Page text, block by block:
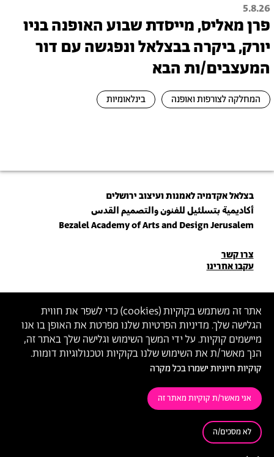
אתר זה משתמש בקוקיות (cookies) כדי לשפר את חווית
הגלישה שלך. מדיניות הפרטיות שלנו מפרטת את האופן בו אנו
מיישמים קוקיות. על ידי המשך השימוש וגלישה שלך באתר זה,
הנך מאשר/ת את השימוש שלנו בקוקיות וטכנולוגיות דומות.
קוקיות חיוניות ישמרו בכל מקרה
אני מאשר/ת קוקיות מאתר זה
לא מסכים/ה
5.8.26
פרן מאליס, מייסדת שבוע האופנה בניו
יורק, ביקרה בבצלאל ונפגשה עם דור
המעצבים/ות הבא
המחלקה לצורפות ואופנה בינלאומיות
בצלאל אקדמיה לאמנות ועיצוב ירושלים
أكاديمية بتسلئيل للفنون والتصميم القدس
Bezalel Academy of Arts and Design Jerusalem
פרטי
יצירת
קשר
צרו קשר
עקבו אחרינו
הצטרפו לניוזלטר שלנו
הכניסו כתובת מייל
ההצטרפות מהווה הסכמה למדיניות הפרטיות ול תנאי השימוש של בצלאל
הצהרת נגישות מדיניות פרטיות